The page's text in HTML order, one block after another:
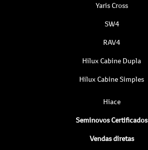
Yaris Cross
SW4
RAV4
Hilux Cabine Dupla
Hilux Cabine Simples
Hiace
Seminovos Certificados
Vendas diretas